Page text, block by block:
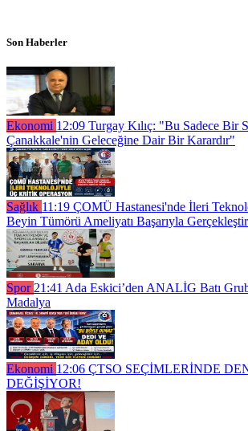
Son Haberler
Ekonomi 12:09 Turgay Kılıç: "Bu Sadece Bir
Çanakkale'nin Geleceğine Dair Bir Karardır"
Sağlık 11:19 ÇOMÜ Hastanesi'nde İleri
Beyin Tümörü Ameliyatı Başarıyla
Spor 21:41 Ada Eskici’den ANALİG Batı
Madalya
Ekonomi 12:06 ÇTSO SEÇİMLERİNDE
DEĞİŞİYOR!